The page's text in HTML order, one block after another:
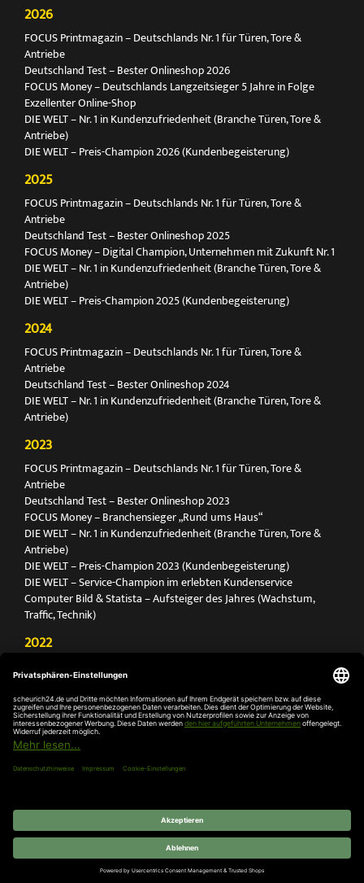
2026
FOCUS Printmagazin – Deutschlands Nr. 1 für Türen, Tore &
Antriebe
Deutschland Test – Bester Onlineshop 2026
FOCUS Money – Deutschlands Langzeitsieger 5 Jahre in Folge
Exzellenter Online-Shop
DIE WELT – Nr. 1 in Kundenzufriedenheit (Branche Türen, Tore &
Antriebe)
DIE WELT – Preis-Champion 2026 (Kundenbegeisterung)
2025
FOCUS Printmagazin – Deutschlands Nr. 1 für Türen, Tore &
Antriebe
Deutschland Test – Bester Onlineshop 2025
FOCUS Money – Digital Champion, Unternehmen mit Zukunft Nr. 1
DIE WELT – Nr. 1 in Kundenzufriedenheit (Branche Türen, Tore &
Antriebe)
DIE WELT – Preis-Champion 2025 (Kundenbegeisterung)
2024
FOCUS Printmagazin – Deutschlands Nr. 1 für Türen, Tore &
Antriebe
Deutschland Test – Bester Onlineshop 2024
DIE WELT – Nr. 1 in Kundenzufriedenheit (Branche Türen, Tore &
Antriebe)
2023
FOCUS Printmagazin – Deutschlands Nr. 1 für Türen, Tore &
Antriebe
Deutschland Test – Bester Onlineshop 2023
FOCUS Money – Branchensieger „Rund ums Haus“
DIE WELT – Nr. 1 in Kundenzufriedenheit (Branche Türen, Tore &
Antriebe)
DIE WELT – Preis-Champion 2023 (Kundenbegeisterung)
DIE WELT – Service-Champion im erlebten Kundenservice
Computer Bild & Statista – Aufsteiger des Jahres (Wachstum,
Traffic, Technik)
2022
Antriebe
Deutschland Test – Bester Onlineshop 2022
FOCUS Money – Branchensieger „Rund ums Haus“
DIE WELT – Service-Champion im erlebten Kundenservice
DIE WELT – Branchengewinner Gold-Rang (Türen, Tore & Antriebe)
© 2026 SCHEURICH GmbH